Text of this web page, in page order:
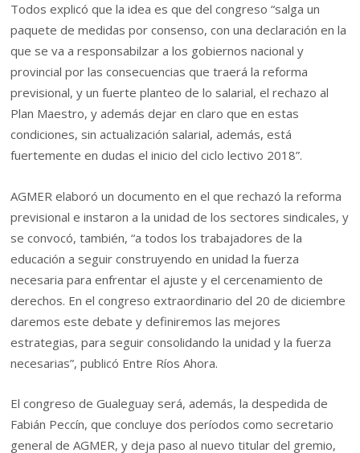
Todos explicó que la idea es que del congreso “salga un
paquete de medidas por consenso, con una declaración en la
que se va a responsabilzar a los gobiernos nacional y
provincial por las consecuencias que traerá la reforma
previsional, y un fuerte planteo de lo salarial, el rechazo al
Plan Maestro, y además dejar en claro que en estas
condiciones, sin actualización salarial, además, está
fuertemente en dudas el inicio del ciclo lectivo 2018”.
AGMER elaboró un documento en el que rechazó la reforma
previsional e instaron a la unidad de los sectores sindicales, y
se convocó, también, “a todos los trabajadores de la
educación a seguir construyendo en unidad la fuerza
necesaria para enfrentar el ajuste y el cercenamiento de
derechos. En el congreso extraordinario del 20 de diciembre
daremos este debate y definiremos las mejores
estrategias, para seguir consolidando la unidad y la fuerza
necesarias”, publicó Entre Ríos Ahora.
El congreso de Gualeguay será, además, la despedida de
Fabián Peccín, que concluye dos períodos como secretario
general de AGMER, y deja paso al nuevo titular del gremio,